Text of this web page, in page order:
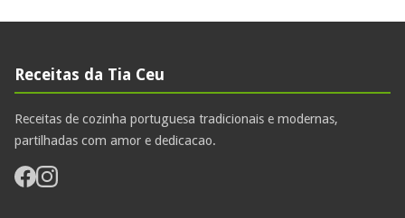
Receitas da Tia Ceu
Receitas de cozinha portuguesa tradicionais e modernas,
partilhadas com amor e dedicacao.